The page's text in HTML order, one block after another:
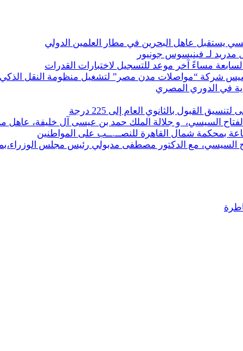
يستقبل عاهل البحرين في مطار العلمين الدولي
لـ فينيسوس جونيور
مساءً آخر موعد للتسجيل لاختبارات القدرات
شركة “مواصلات مدن مصر” لتشغيل منظومة النقل الذكي
القبول بالثانوي العام إلى 225 درجة
الفتاح السيسي، و جلالة الملك حمد بن عيسى آل خليفة، عاهل
بمحكمة شمال القاهرة للنصــ.ــب على المواطنين
السيسي، مع الدكتور مصطفى مدبولي رئيس مجلس